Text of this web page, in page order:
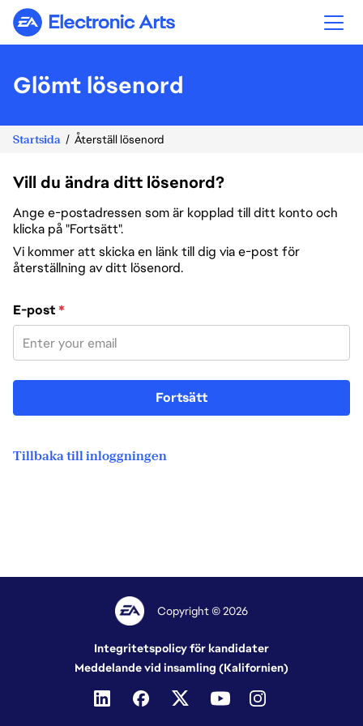
Electronic Arts
Glömt lösenord
Startsida Återställ lösenord
Vill du ändra ditt lösenord?
Ange e-postadressen som är kopplad till ditt konto och
klicka på "Fortsätt".
Vi kommer att skicka en länk till dig via e-post för
återställning av ditt lösenord.
Återställ lösenord med din e-post
E-post*
Fortsätt
Tillbaka till inloggningen
Copyright © 2026
Integritetspolicy för kandidater
Meddelande vid insamling (Kalifornien)